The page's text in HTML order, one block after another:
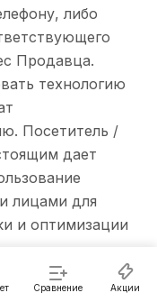
либо
Продавца.
технологию
Посетитель /
дает
лицами для
и оптимизации
об ip-адресе
не
Сравнение Акции